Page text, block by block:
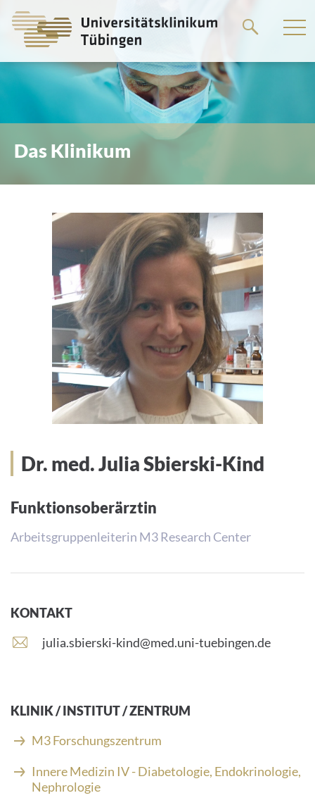
zum
Das Klinikum
Dr. med. Julia Sbierski-Kind
Funktionsoberärztin
Arbeitsgruppenleiterin M3 Research Center
KONTAKT
E
i
l
-
A
r
e
julia.sbierski-kind@med.uni-tuebingen.de
KLINIK / INSTITUT / ZENTRUM
M3 Forschungszentrum
Innere Medizin IV - Diabetologie, Endokrinologie,
Nephrologie